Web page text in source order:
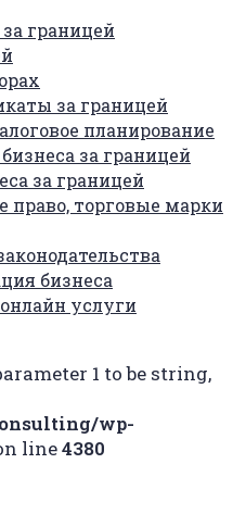
границей
за границей
планирование
за границей
за границей
право, торговые марки
бизнеса
услуги
1 to be string,
wp-
line4380